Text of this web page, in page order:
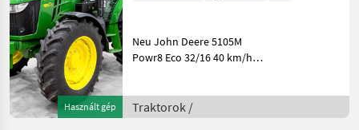
Használt gép
transmissio
Neu John Deere 5105M
Powr8 Eco 32/16 40 km/h
Hebelsteuerung,
luftgefederter Sitz,
Traktorok /